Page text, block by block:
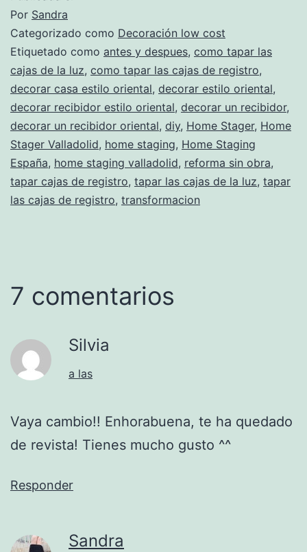
Por Sandra
Categorizado como Decoración low cost
Etiquetado como antes y despues, como tapar las
cajas de la luz, como tapar las cajas de registro,
decorar casa estilo oriental, decorar estilo oriental,
decorar recibidor estilo oriental, decorar un recibidor,
decorar un recibidor oriental, diy, Home Stager, Home
Stager Valladolid, home staging, Home Staging
España, home staging valladolid, reforma sin obra,
tapar cajas de registro, tapar las cajas de la luz, tapar
las cajas de registro, transformacion
7 comentarios
Silvia
a las
Vaya cambio!! Enhorabuena, te ha quedado
de revista! Tienes mucho gusto ^^
Responder
Sandra